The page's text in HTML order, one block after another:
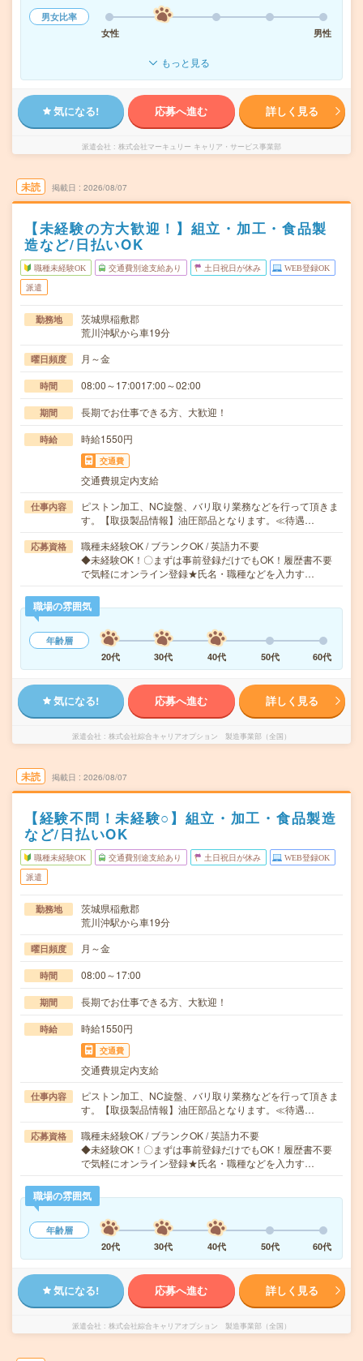
男女比率
女性
男性
もっと見る
気になる! 応募へ進む 詳しく見る
派遣会社 株式会社マーキュリー キャリア・サービス事業部
未読 掲載日 2026/08/07
【未経験の方大歓迎！】組立・加工・食品製
造など/日払いOK
職種未経験OK 交通費別途支給あり 土日祝日が休み WEB登録OK
派遣
勤務地
茨城県稲敷郡
荒川沖駅から車19分
曜日頻度 月～金
時間 08:00～17:0017:00～02:00
期間 長期でお仕事できる方、大歓迎！
時給 時給1550円
交通費
交通費規定内支給
仕事内容
ピストン加工、NC旋盤、バリ取り業務などを行って頂きま
す。【取扱製品情報】油圧部品となります。≪待遇…
応募資格
職種未経験OK / ブランクOK / 英語力不要
◆未経験OK！〇まずは事前登録だけでもOK！履歴書不要
で気軽にオンライン登録★氏名・職種などを入力す…
職場の雰囲気
年齢層
20代
30代 40代 50代 60代
気になる! 応募へ進む 詳しく見る
派遣会社 株式会社綜合キャリアオプション 製造事業部（全国）
未読 掲載日 2026/08/07
【経験不問！未経験○】組立・加工・食品製造
など/日払いOK
職種未経験OK 交通費別途支給あり 土日祝日が休み WEB登録OK
派遣
勤務地
茨城県稲敷郡
荒川沖駅から車19分
曜日頻度 月～金
時間 08:00～17:00
期間 長期でお仕事できる方、大歓迎！
時給 時給1550円
交通費
交通費規定内支給
仕事内容
ピストン加工、NC旋盤、バリ取り業務などを行って頂きま
す。【取扱製品情報】油圧部品となります。≪待遇…
応募資格
職種未経験OK / ブランクOK / 英語力不要
◆未経験OK！〇まずは事前登録だけでもOK！履歴書不要
で気軽にオンライン登録★氏名・職種などを入力す…
職場の雰囲気
年齢層
20代
30代 40代 50代 60代
気になる! 応募へ進む 詳しく見る
派遣会社 株式会社綜合キャリアオプション 製造事業部（全国）